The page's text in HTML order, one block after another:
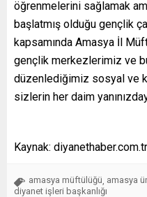
öğrenmelerini sağlamak
başlatmış olduğu gençlik
kapsamında Amasya İl
gençlik merkezlerimiz ve
düzenlediğimiz sosyal ve
sizlerin her daim
Kaynak: diyanethaber.com.tr
amasya müftülüğü amasya
diyanet işleri başkanlığı